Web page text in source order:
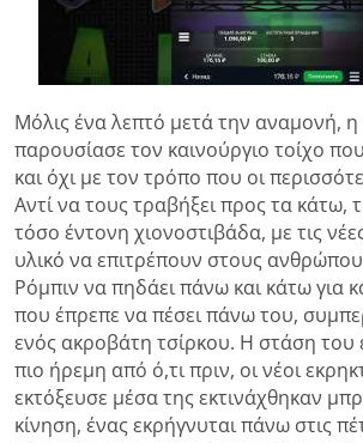
Μόλις ένα λεπτό μετά την αναμονή,
παρουσίασε τον καινούργιο τοίχο
και όχι με τον τρόπο που οι
Αντί να τους τραβήξει προς τα κάτω,
τόσο έντονη χιονοστιβάδα, με τις
υλικό να επιτρέπουν στους
Ρόμπιν να πηδάει πάνω και κάτω για
που έπρεπε να πέσει πάνω του,
ενός ακροβάτη τσίρκου. Η στάση του
πιο ήρεμη από ό,τι πριν, οι νέοι
εκτόξευσε μέσα της εκτινάχθηκαν
κίνηση, ένας εκρήγνυται πάνω στις